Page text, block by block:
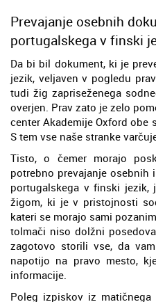
Prevajanje osebnih
portugalskega v finski
Da bi bil dokument, ki je
jezik, veljaven v pogledu
tudi žig zapriseženega
overjen. Prav zato je zelo
center Akademije Oxford obe
S tem vse naše stranke
Tisto, o čemer morajo
potrebno prevajanje
portugalskega v finski jezik,
žigom, ki je v pristojnosti
kateri se morajo sami
tolmači niso dolžni
zagotovo storili vse, da
napotijo na pravo mesto,
informacije.
Poleg izpiskov iz